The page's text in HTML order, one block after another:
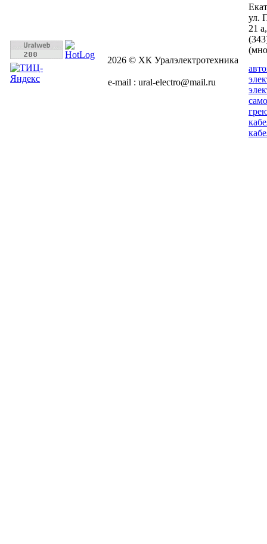
2026 © ХК Уралэлектротехника
e-mail : ural-electro@mail.ru
ул.
21